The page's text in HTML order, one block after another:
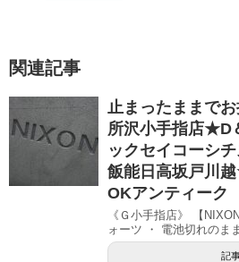
関連記事
止まったままで
所沢小手指店★D
ックセイコーシ
飯能日高坂戸川
OKアンティーク
《Ｇ小手指店》 【
ォーツ ・ 電池切れのま
記